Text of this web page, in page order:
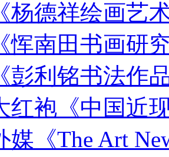
《杨德祥绘画艺
《恽南田书画研
《彭利铭书法作
红袍《中国近
媒《The Art